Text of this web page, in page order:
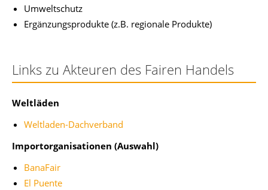
Umweltschutz
Ergänzungsprodukte (z.B. regionale Produkte)
Links zu Akteuren des Fairen Handels
Weltläden
Weltladen-Dachverband
Importorganisationen (Auswahl)
BanaFair
El Puente